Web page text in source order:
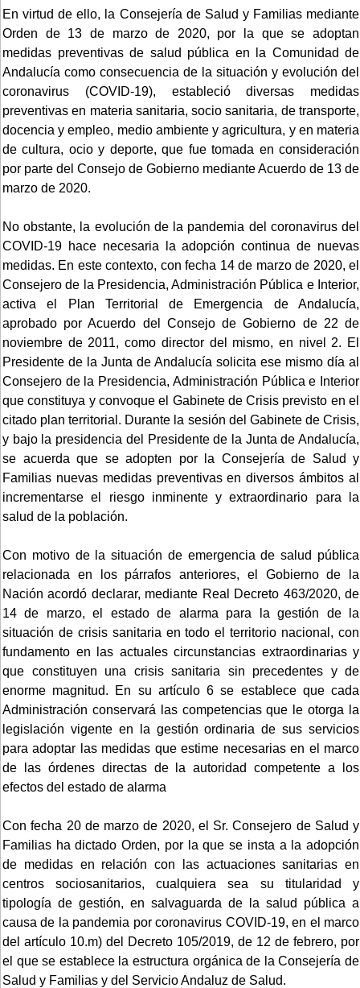
En virtud de ello, la Consejería de Salud y Familias mediante
Orden de 13 de marzo de 2020, por la que se adoptan
medidas preventivas de salud pública en la Comunidad de
Andalucía como consecuencia de la situación y evolución del
coronavirus (COVID-19), estableció diversas medidas
preventivas en materia sanitaria, socio sanitaria, de transporte,
docencia y empleo, medio ambiente y agricultura, y en materia
de cultura, ocio y deporte, que fue tomada en consideración
por parte del Consejo de Gobierno mediante Acuerdo de 13 de
marzo de 2020.
No obstante, la evolución de la pandemia del coronavirus del
COVID-19 hace necesaria la adopción continua de nuevas
medidas. En este contexto, con fecha 14 de marzo de 2020, el
Consejero de la Presidencia, Administración Pública e Interior,
activa el Plan Territorial de Emergencia de Andalucía,
aprobado por Acuerdo del Consejo de Gobierno de 22 de
noviembre de 2011, como director del mismo, en nivel 2. El
Presidente de la Junta de Andalucía solicita ese mismo día al
Consejero de la Presidencia, Administración Pública e Interior
que constituya y convoque el Gabinete de Crisis previsto en el
citado plan territorial. Durante la sesión del Gabinete de Crisis,
y bajo la presidencia del Presidente de la Junta de Andalucía,
se acuerda que se adopten por la Consejería de Salud y
Familias nuevas medidas preventivas en diversos ámbitos al
incrementarse el riesgo inminente y extraordinario para la
salud de la población.
Con motivo de la situación de emergencia de salud pública
relacionada en los párrafos anteriores, el Gobierno de la
Nación acordó declarar, mediante Real Decreto 463/2020, de
14 de marzo, el estado de alarma para la gestión de la
situación de crisis sanitaria en todo el territorio nacional, con
fundamento en las actuales circunstancias extraordinarias y
que constituyen una crisis sanitaria sin precedentes y de
enorme magnitud. En su artículo 6 se establece que cada
Administración conservará las competencias que le otorga la
legislación vigente en la gestión ordinaria de sus servicios
para adoptar las medidas que estime necesarias en el marco
de las órdenes directas de la autoridad competente a los
efectos del estado de alarma
Con fecha 20 de marzo de 2020, el Sr. Consejero de Salud y
Familias ha dictado Orden, por la que se insta a la adopción
de medidas en relación con las actuaciones sanitarias en
centros sociosanitarios, cualquiera sea su titularidad y
tipología de gestión, en salvaguarda de la salud pública a
causa de la pandemia por coronavirus COVID-19, en el marco
del artículo 10.m) del Decreto 105/2019, de 12 de febrero, por
el que se establece la estructura orgánica de la Consejería de
Salud y Familias y del Servicio Andaluz de Salud.